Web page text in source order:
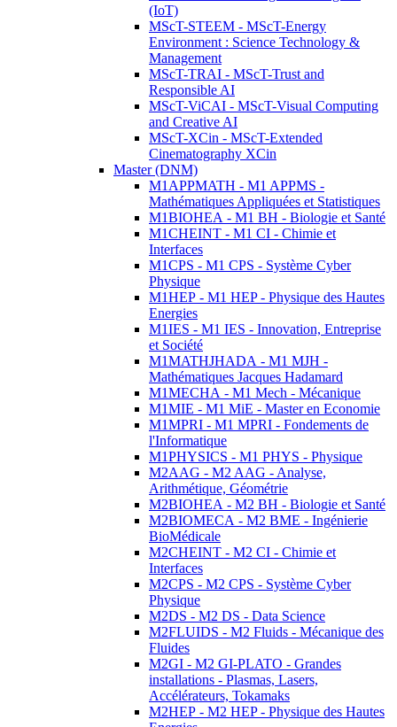
(IoT)
MScT-STEEM - MScT-Energy
Environment : Science Technology &
Management
MScT-TRAI - MScT-Trust and
Responsible AI
MScT-ViCAI - MScT-Visual Computing
and Creative AI
MScT-XCin - MScT-Extended
Cinematography XCin
Master (DNM)
M1APPMATH - M1 APPMS -
Mathématiques Appliquées et Statistiques
M1BIOHEA - M1 BH - Biologie et Santé
M1CHEINT - M1 CI - Chimie et
Interfaces
M1CPS - M1 CPS - Système Cyber
Physique
M1HEP - M1 HEP - Physique des Hautes
Energies
M1IES - M1 IES - Innovation, Entreprise
et Société
M1MATHJHADA - M1 MJH -
Mathématiques Jacques Hadamard
M1MECHA - M1 Mech - Mécanique
M1MIE - M1 MiE - Master en Economie
M1MPRI - M1 MPRI - Fondements de
l'Informatique
M1PHYSICS - M1 PHYS - Physique
M2AAG - M2 AAG - Analyse,
Arithmétique, Géométrie
M2BIOHEA - M2 BH - Biologie et Santé
M2BIOMECA - M2 BME - Ingénierie
BioMédicale
M2CHEINT - M2 CI - Chimie et
Interfaces
M2CPS - M2 CPS - Système Cyber
Physique
M2DS - M2 DS - Data Science
M2FLUIDS - M2 Fluids - Mécanique des
Fluides
M2GI - M2 GI-PLATO - Grandes
installations - Plasmas, Lasers,
Accélérateurs, Tokamaks
M2HEP - M2 HEP - Physique des Hautes